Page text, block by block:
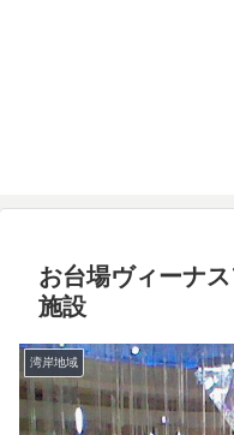
お台場ヴィーナ
施設
湾岸地域